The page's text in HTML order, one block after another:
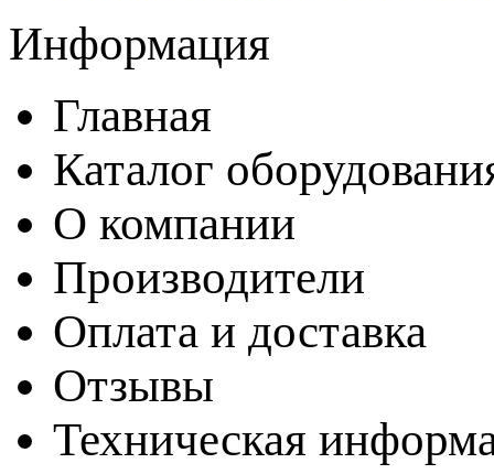
Информация
Главная
Каталог
О компании
Производители
Оплата и доставка
Отзывы
Техническая